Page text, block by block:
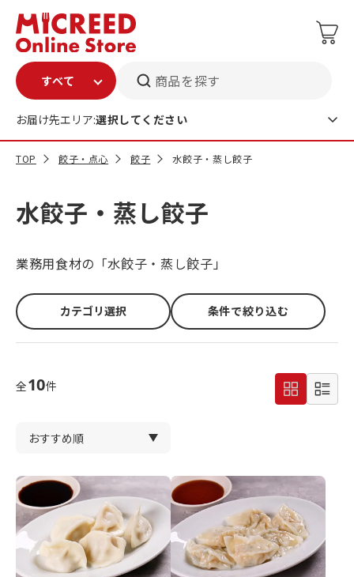
商品を探す
お届け先エリア:選択してください
TOP 餃子・点心 餃子 水餃子・蒸し餃子
水餃子・蒸し餃子
業務用食材の「水餃子・蒸し餃子」
カテゴリ選択 条件で絞り込む
全10件